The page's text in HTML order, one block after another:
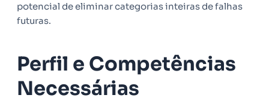
potencial de eliminar categorias inteiras de falhas
futuras.
Perfil e Competências
Necessárias